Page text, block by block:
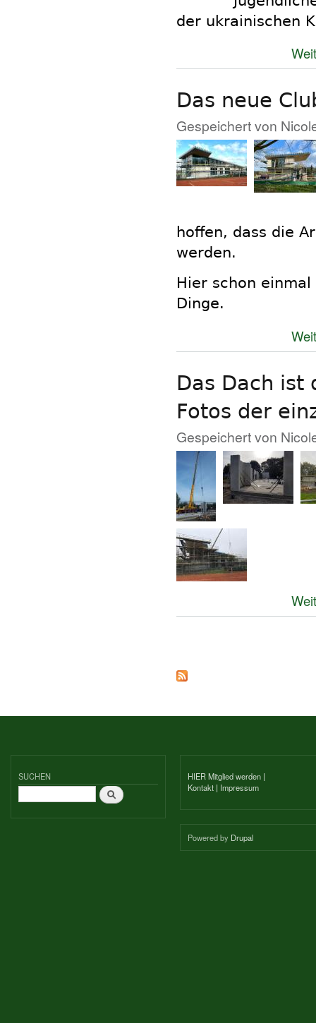
der ukrainischen
Das neue
Gespeichert von
hoffen, dass die
werden.
Hier schon
Dinge.
Das Dach ist
Fotos der
Gespeichert von
SUCHEN
Suche
HIER Mitglied werden |
Kontakt | Impressum
Powered by Drupal